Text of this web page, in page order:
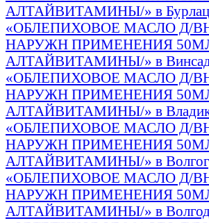
АЛТАЙВИТАМИНЫ/» в
«ОБЛЕПИХОВОЕ МАСЛО Д/
НАРУЖН ПРИМЕНЕНИЯ
АЛТАЙВИТАМИНЫ/» в
«ОБЛЕПИХОВОЕ МАСЛО Д/
НАРУЖН ПРИМЕНЕНИЯ
АЛТАЙВИТАМИНЫ/» в
«ОБЛЕПИХОВОЕ МАСЛО Д/
НАРУЖН ПРИМЕНЕНИЯ
АЛТАЙВИТАМИНЫ/» в
«ОБЛЕПИХОВОЕ МАСЛО Д/
НАРУЖН ПРИМЕНЕНИЯ
АЛТАЙВИТАМИНЫ/» в